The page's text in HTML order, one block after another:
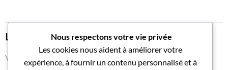
Laisser un commentaire
Vous devez vous connecter pour publier un commentaire.
Nous respectons votre vie privée
Les cookies nous aident à améliorer votre
expérience, à fournir un contenu personnalisé et à